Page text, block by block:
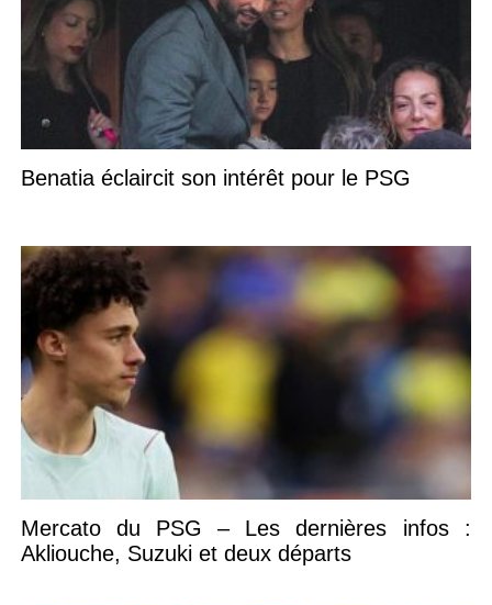
Benatia éclaircit son intérêt pour le PSG
Mercato du PSG – Les dernières infos :
Akliouche, Suzuki et deux départs